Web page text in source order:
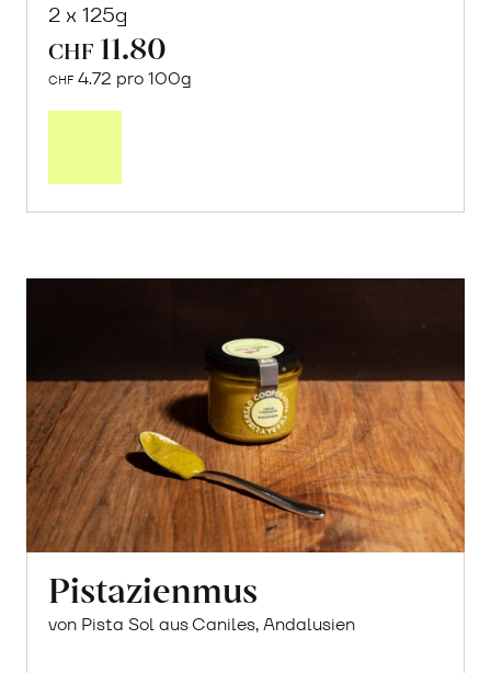
2 x 125g
CHF 11.80
CHF 4.72 pro 100g
Pistazienmus
von Pista Sol aus Caniles, Andalusien